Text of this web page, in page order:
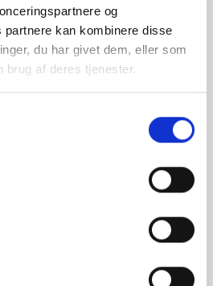
og
partnere kan kombinere disse
du har givet dem, eller som
brug af deres tjenester.
BÅDEN
tidsrejse i Skagen
autentisk motorfærge fra 1965,
i Skagen.
plads i dansk søfartshistorie.